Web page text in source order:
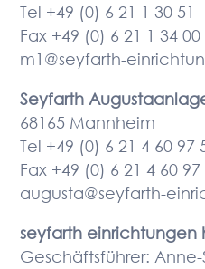
Tel +49 (0) 6 21 1 30 51
Fax +49 (0) 6 21 1 34 00
m1@seyfarth-
Seyfarth
68165 Mannheim
Tel +49 (0) 6 21 4 60 97
Fax +49 (0) 6 21 4 60 97
augusta@seyfarth-
seyfarth einrichtungen
Geschäftsführer: